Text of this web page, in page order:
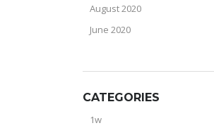
August 2020
June 2020
CATEGORIES
1w